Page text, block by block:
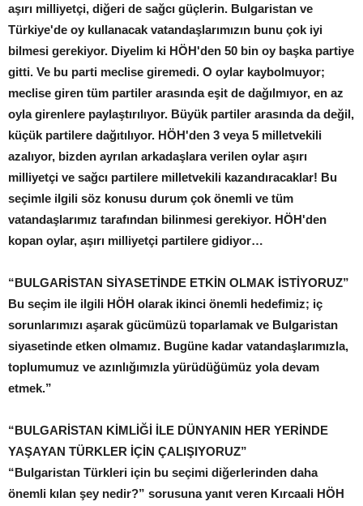
aşırı milliyetçi, diğeri de sağcı güçlerin. Bulgaristan ve
Türkiye'de oy kullanacak vatandaşlarımızın bunu çok iyi
bilmesi gerekiyor. Diyelim ki HÖH'den 50 bin oy başka partiye
gitti. Ve bu parti meclise giremedi. O oylar kaybolmuyor;
meclise giren tüm partiler arasında eşit de dağılmıyor, en az
oyla girenlere paylaştırılıyor. Büyük partiler arasında da değil,
küçük partilere dağıtılıyor. HÖH'den 3 veya 5 milletvekili
azalıyor, bizden ayrılan arkadaşlara verilen oylar aşırı
milliyetçi ve sağcı partilere milletvekili kazandıracaklar! Bu
seçimle ilgili söz konusu durum çok önemli ve tüm
vatandaşlarımız tarafından bilinmesi gerekiyor. HÖH'den
kopan oylar, aşırı milliyetçi partilere gidiyor…
“BULGARİSTAN SİYASETİNDE ETKİN OLMAK İSTİYORUZ”
Bu seçim ile ilgili HÖH olarak ikinci önemli hedefimiz; iç
sorunlarımızı aşarak gücümüzü toparlamak ve Bulgaristan
siyasetinde etken olmamız. Bugüne kadar vatandaşlarımızla,
toplumumuz ve azınlığımızla yürüdüğümüz yola devam
etmek.”
“BULGARİSTAN KİMLİĞİ İLE DÜNYANIN HER YERİNDE
YAŞAYAN TÜRKLER İÇİN ÇALIŞIYORUZ”
“Bulgaristan Türkleri için bu seçimi diğerlerinden daha
önemli kılan şey nedir?” sorusuna yanıt veren Kırcaali HÖH